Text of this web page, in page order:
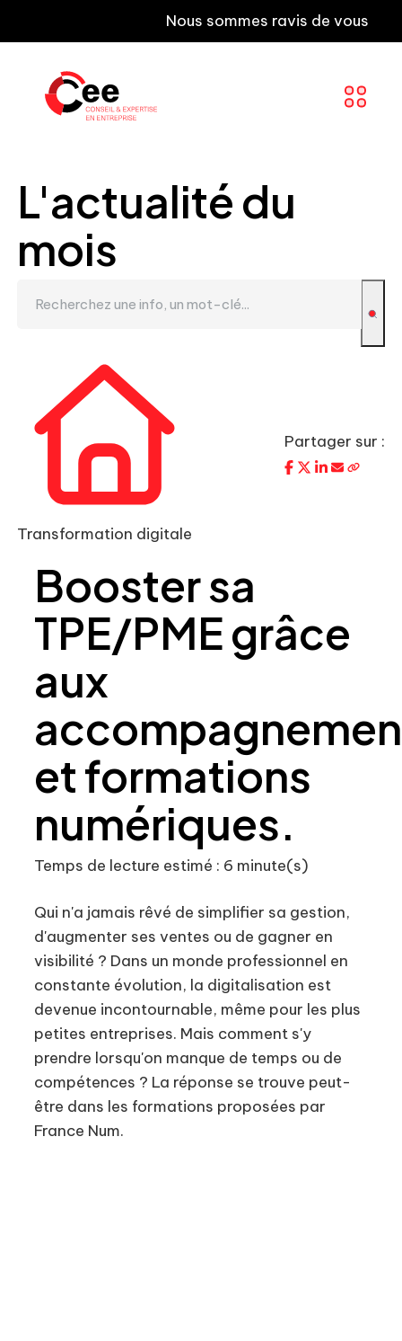
Nous sommes ravis de vous
L'actualité du
mois
Transformation digitale
Partager sur :
Booster sa
TPE/PME grâce
aux
et formations
numériques.
Temps de lecture estimé : 6 minute(s)
Qui n'a jamais rêvé de simplifier sa gestion,
d'augmenter ses ventes ou de gagner en
visibilité ? Dans un monde professionnel en
constante évolution, la digitalisation est
devenue incontournable, même pour les plus
petites entreprises. Mais comment s'y
prendre lorsqu'on manque de temps ou de
compétences ? La réponse se trouve peut-
être dans les formations proposées par
France Num.